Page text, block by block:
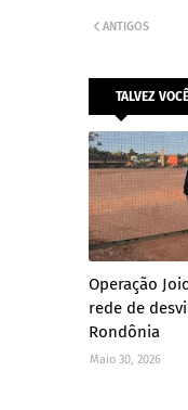
ANTIGOS
TALVEZ
Operação
rede de
Rondônia
Maio 30, 2026